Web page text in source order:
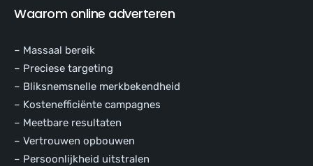
Waarom online adverteren
– Massaal bereik
– Preciese targeting
– Bliksnemsnelle merkbekendheid
– Kostenefficiënte campagnes
– Meetbare resultaten
– Vertrouwen opbouwen
– Persoonlijkheid uitstralen